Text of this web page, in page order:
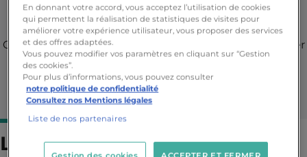
l’honneur.
Cette expérience permet aux étudiants de développer
des compétences clés enstratégie de
communication,storytelling,design graphique
gestion de projet, tout en travaillant sur des
Le brief 2026 : au service de
En donnant votre accord, vous acceptez l’utilisation de cookies
qui permettent la réalisation de statistiques de visites pour
améliorer votre expérience utilisateur, vous proposer des services
et des offres adaptées.
Vous pouvez modifier vos paramètres en cliquant sur “Gestion
des cookies”.
Pour plus d’informations, vous pouvez consulter
notre politique de confidentialité
Consultez nos Mentions légales
Liste de nos partenaires